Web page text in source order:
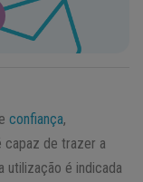
confiança,
capaz de trazer a
utilização é indicada